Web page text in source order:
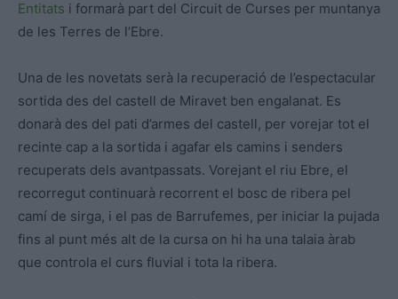
Entitats i formarà part del Circuit de Curses per muntanya
de les Terres de l’Ebre.
Una de les novetats serà la recuperació de l’espectacular
sortida des del castell de Miravet ben engalanat. Es
donarà des del pati d’armes del castell, per vorejar tot el
recinte cap a la sortida i agafar els camins i senders
recuperats dels avantpassats. Vorejant el riu Ebre, el
recorregut continuarà recorrent el bosc de ribera pel
camí de sirga, i el pas de Barrufemes, per iniciar la pujada
fins al punt més alt de la cursa on hi ha una talaia àrab
que controla el curs fluvial i tota la ribera.